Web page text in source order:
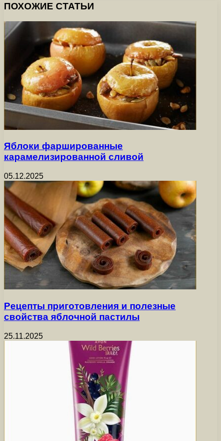
ПОХОЖИЕ СТАТЬИ
Яблоки фаршированные
карамелизированной сливой
05.12.2025
Рецепты приготовления и полезные
свойства яблочной пастилы
25.11.2025